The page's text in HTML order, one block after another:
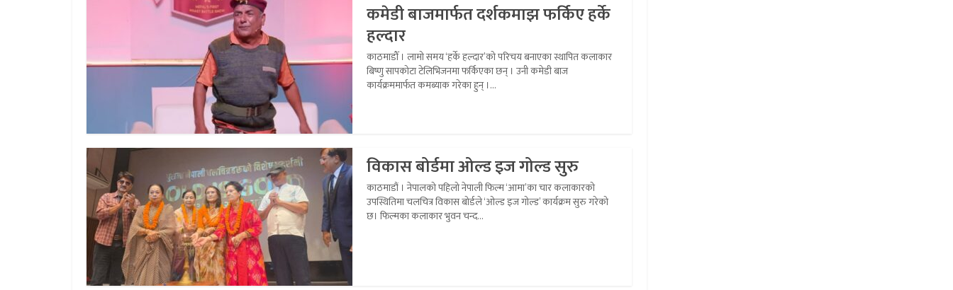
कमेडी बाजमार्फत दर्शकमाझ फर्किए हर्के
हल्दार
काठमाडौँ । लामो समय ‘हर्के हल्दार’को परिचय बनाएका स्थापित कलाकार
बिष्णु सापकोटा टेलिभिजनमा फर्किएका छन् । उनी कमेडी बाज
कार्यक्रममार्फत कमब्याक गरेका हुन् ।...
विकास बोर्डमा ओल्ड इज गोल्ड सुरु
काठमाडौं । नेपालको पहिलो नेपाली फिल्म ‘आमा’का चार कलाकारको
उपस्थितिमा चलचित्र विकास बोर्डले ‘ओल्ड इज गोल्ड’ कार्यक्रम सुरु गरेको
छ। फिल्मका कलाकार भुवन चन्द...